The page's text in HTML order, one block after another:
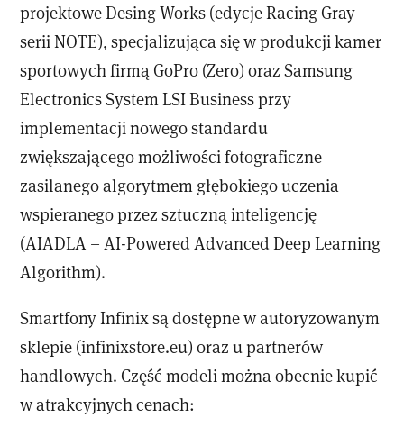
projektowe Desing Works (edycje Racing Gray
serii NOTE), specjalizująca się w produkcji kamer
sportowych firmą GoPro (Zero) oraz Samsung
Electronics System LSI Business przy
implementacji nowego standardu
zwiększającego możliwości fotograficzne
zasilanego algorytmem głębokiego uczenia
wspieranego przez sztuczną inteligencję
(AIADLA – AI-Powered Advanced Deep Learning
Algorithm).
Smartfony Infinix są dostępne w autoryzowanym
sklepie (infinixstore.eu) oraz u partnerów
handlowych. Część modeli można obecnie kupić
w atrakcyjnych cenach: